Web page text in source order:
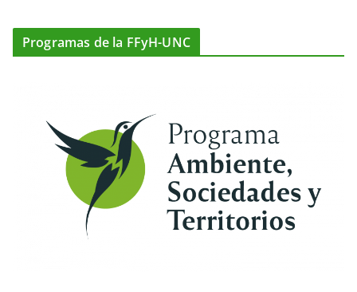
Programas de la FFyH-UNC